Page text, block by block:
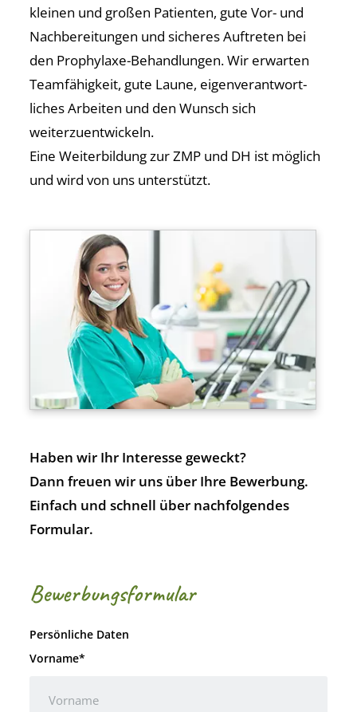
kleinen und großen Patienten, gute Vor- und
Nachbereitungen und sicheres Auftreten bei
den Prophylaxe-Behandlungen. Wir erwarten
Teamfähigkeit, gute Laune, eigenver­antwort­
liches Arbeiten und den Wunsch sich
weiterzuentwickeln.
Eine Weiterbildung zur ZMP und DH ist möglich
und wird von uns unterstützt.
Haben wir Ihr Interesse geweckt?
Dann freuen wir uns über Ihre Bewerbung.
Einfach und schnell über nachfolgendes
Formular.
Bewerbungsformular
Persönliche Daten
Vorname*